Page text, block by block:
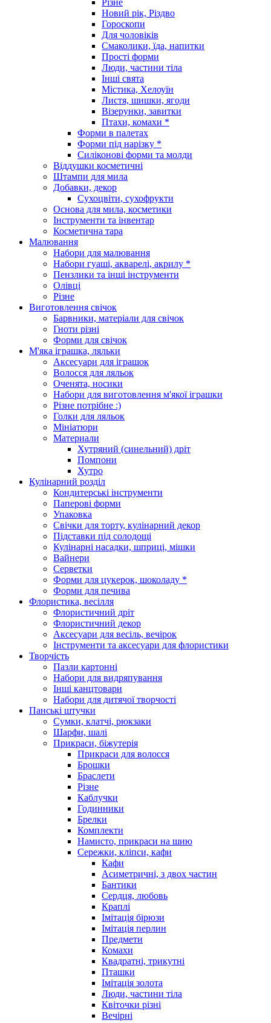
Новий рік, Різдво
Гороскопи
Для чоловіків
Смаколики, їда, напитки
Прості форми
Люди, частини тіла
Інші свята
Містика, Хелоуїн
Листя, шишки, ягоди
Візерунки, завитки
Птахи, комахи *
Форми в палетах
Форми під нарізку *
Силіконові форми та молди
Віддушки косметичні
Штампи для мила
Добавки, декор
Сухоцвіти, сухофрукти
Основа для мила, косметики
Інструменти та інвентар
Косметична тара
Малювання
Набори для малювання
Набори гуаші, акварелі, акрилу *
Пензлики та інші інструменти
Олівці
Різне
Виготовлення свічок
Барвники, матеріали для свічок
Гноти різні
Форми для свічок
М'яка іграшка, ляльки
Аксесуари для іграшок
Волосся для ляльок
Оченята, носики
Набори для виготовлення м'якої іграшки
Різне потрібне :)
Голки для ляльок
Мініатюри
Материали
Хутряний (синельний) дріт
Помпони
Хутро
Кулінарний розділ
Кондитерські інструменти
Паперові форми
Упаковка
Свічки для торту, кулінарний декор
Підставки під солодощі
Кулінарні насадки, шприці, мішки
Вайнери
Серветки
Форми для цукерок, шоколаду *
Форми для печива
Флористика, весілля
Флористичний дріт
Флористичний декор
Аксесуари для весіль, вечірок
Інструменти та аксесуари для флористики
Творчість
Пазли картонні
Набори для видряпування
Інші канцтовари
Набори для дитячої творчості
Панські штучки
Сумки, клатчі, рюкзаки
Шарфи, шалі
Прикраси, біжутерія
Прикраси для волосся
Брошки
Браслети
Різне
Каблучки
Годинники
Брелки
Комплекти
Намисто, прикраси на шию
Сережки, кліпси, кафи
Кафи
Асиметричні, з двох частин
Бантики
Сердця, любовь
Краплі
Імітація бірюзи
Імітація перлин
Предмети
Комахи
Квадратні, трикутні
Пташки
Імітація золота
Люди, частини тіла
Квіточки різні
Вечірні